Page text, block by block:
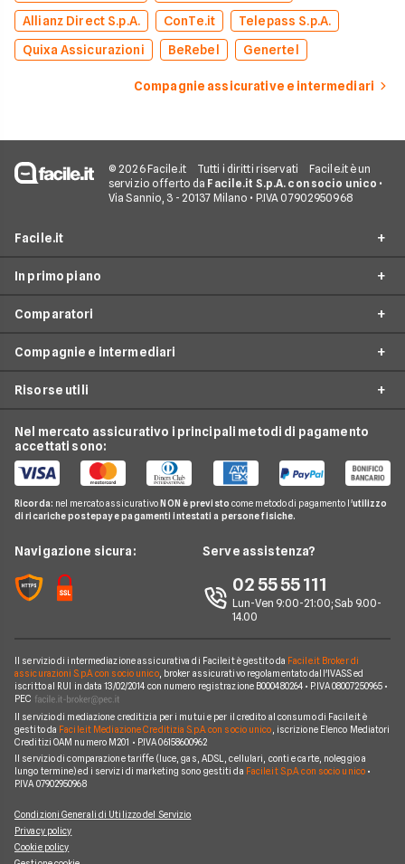
Allianz Direct S.p.A.
ConTe.it
Telepass S.p.A.
Quixa Assicurazioni
BeRebel Genertel
Compagnie assicurative e intermediari
© 2026 Facile.it Tutti i diritti riservati
Facile.it è un
servizio offerto da Facile.it S.p.A. con socio unico •
Via Sannio, 3 - 20137 Milano • P.IVA 07902950968
Facile.it
Assicurazioni
Prestiti
Conti e Carte
Telefonia Mobile
Pay TV
Noleggio Lungo Termine
News
Chi siamo
Perché scegliere Facile.it
Mappa del sito
In primo piano
Assicurazioni online
Assicurazione Auto
Assicurazione Moto
Assicurazione Casa
Assicurazione Vita
Assicurazione Mutuo
Assicurazione Avvocati
Assicurazione Infortuni
Assicurazione Autocarro
Comparatori
Preventivo assicurazione auto
Preventivo Assicurazione Moto
Preventivo Assicurazione Casa
Preventivo Assicurazione Vita
Preventivo Assicurazione Viaggio
Compagnie e intermediari
Bene Assicurazioni
ConTe
Genertel
Allianz Direct
Linear
Prima.it
Quixa
UnipolSai
Allianz
Compagnie e intermediari
Risorse utili
Osservatorio Assicurazioni
Guida Assicurazioni
Agenzie Assicurative
Domande Assicurazioni
Glossario Assicurativo
Notizie Assicurazioni
Nel mercato assicurativo i principali metodi di pagamento
accettati sono:
Ricorda: nel mercato assicurativo NON è previsto come metodo di pagamento l'utilizzo
di ricariche postepay e pagamenti intestati a persone fisiche.
Navigazione sicura: Serve assistenza?
02 55 55 111
Lun-Ven 9:00-21:00; Sab 9.00-
14.00
Il servizio di intermediazione assicurativa di Facile.it è gestito da Facile.it Broker di
assicurazioni S.p.A. con socio unico, broker assicurativo regolamentato dall'IVASS ed
iscritto al RUI in data 13/02/2014 con numero registrazione B000480264 • P.IVA 08007250965 •
PEC
Il servizio di mediazione creditizia per i mutui e per il credito al consumo di Facile.it è
gestito da Facile.it Mediazione Creditizia S.p.A. con socio unico , iscrizione Elenco Mediatori
Creditizi OAM numero M201 • P.IVA 06158600962
Il servizio di comparazione tariffe (luce, gas, ADSL, cellulari, conti e carte, noleggio a
lungo termine) ed i servizi di marketing sono gestiti da Facile.it S.p.A. con socio unico•
P.IVA 07902950968
Condizioni Generali di Utilizzo del Servizio
Privacy policy
Cookie policy